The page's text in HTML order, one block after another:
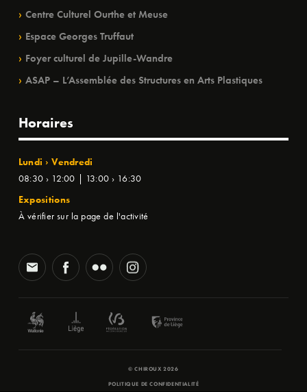
Centre Culturel Ourthe et Meuse
Espace Georges Truffaut
Foyer culturel de Jupille-Wandre
ASAP – L’Assemblée des Structures en Arts Plastiques
Horaires
Lundi › Vendredi
08:30 › 12:00 | 13:00 › 16:30
Expositions
À vérifier sur la page de l'activité
© CHIROUX 2026
POLITIQUE DE CONFIDENTIALITÉ